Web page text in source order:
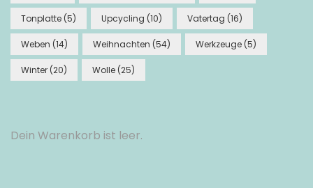
Tonplatte (5) Upcycling (10) Vatertag (16)
Weben (14) Weihnachten (54) Werkzeuge (5)
Winter (20) Wolle (25)
Dein Warenkorb ist leer.